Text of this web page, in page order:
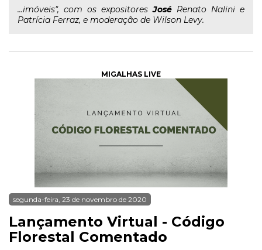
...imóveis", com os expositoresJosé Renato Nalini e
Patrícia Ferraz, e moderação de Wilson Levy.
MIGALHAS LIVE
segunda-feira, 23 de novembro de 2020
Lançamento Virtual - Código
Florestal Comentado